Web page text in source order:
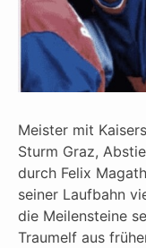
Meister mit
Sturm Graz,
durch Felix
seiner Laufbahn
die Meilensteine
Traumelf aus